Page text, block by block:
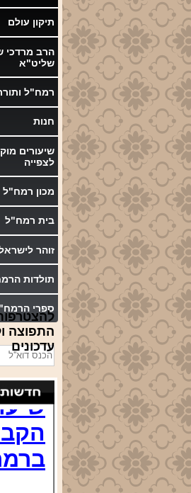
תיקון עולם
הרב מרדכי
שליט"א
רמח"ל
חנות
שיעורים
לצפייה
מכון רמח"ל
בית רמח"ל
זוהר
תולדות
ספרי
הכנס
דוא''ל
התפוצה
עדכונים